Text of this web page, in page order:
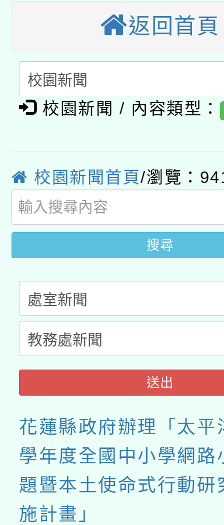
接種對象擴大為「滿6
接種之民眾」措施，延
月28日止
業技術研究院辦理「
用水績優單位及節水達
動」
115年8月22日(星期六
開 智慧啟航」
2026年桃園地景藝術
「2026桃園藝術巡演
關事宜
轉知教育部國民及學前
國立臺灣師範大學辦
業成長研習」實施計畫
函轉國家教育研究院中
族教育國際趨勢與發展
新北市政府教育局辦理
師專業成長研習實施計
方素養工作坊新北場」
函轉國立臺灣師範大學
族語言臺北學習中心
「族語學習班」招生簡
轉知有關國立成功大學
文教學共融平台-教案
教育部國民及學前教育
年度COVID-19疫苗接
接種之民眾」措施，延
月28日止
返回首頁
校園新聞 / 內容類型：
校園新聞首頁/瀏覽：
搜尋
送出
花蓮縣政府辦理「太
學年度全國中小學網路
題暨本土使命式行動研
施計畫」